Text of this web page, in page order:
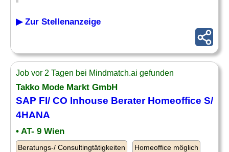
▶ Zur Stellenanzeige
Job vor 2 Tagen bei Mindmatch.ai gefunden
Takko Mode Markt GmbH
SAP FI/ CO Inhouse BeraterHomeoffice S/
4HANA
• AT- 9 Wien
Beratungs-/ Consultingtätigkeiten Homeoffice möglich